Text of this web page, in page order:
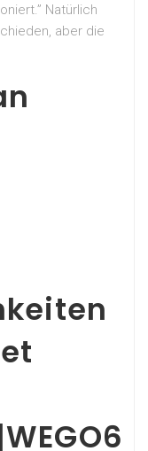
Natürlich
aber die